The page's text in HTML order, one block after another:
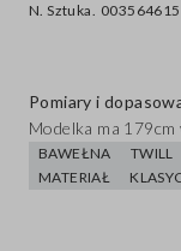
N. Sztuka. 003564615
Pomiary i
Modelka ma
BAWEŁNA TWILL
MATERIAŁ